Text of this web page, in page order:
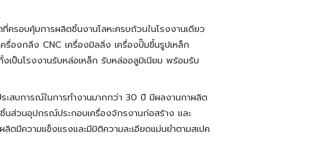
ครอบคุ้มการผลิตชิ้นงานโลหะครบถ้วนในโรงงานเดียว
รื่องกลึง CNC เครื่องมิลลิ่ง เครื่องปั๊มขึ้นรูปเหล็ก
งเป็นโรงงานรับหล่อเหล็ก รับหล่ออลูมิเนียม พร้อมรับ
ะสบการณ์ในการทำงานมากกว่า 30 ปี มีผลงานกาผลิต
นส่วนอุปกรณ์ประกอบเครื่องจักรงานก่อสร้าง และ
มีความแข็งแรงและมีมิติความละเอียดแม่นยำตามสเปค